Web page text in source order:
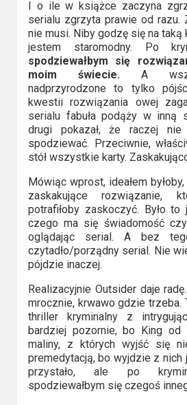
I o ile w książce zaczyna
serialu zgrzyta prawie od razu.
nie musi. Niby godzę się na taką
jestem staromodny. Po
spodziewałbym się
moim świecie. A
nadprzyrodzone to tylko
kwestii rozwiązania owej
serialu fabuła podąży w inną
drugi pokazał, że raczej
spodziewać. Przeciwnie,
stół wszystkie karty.
Mówiąc wprost, ideałem
zaskakujące rozwiązanie,
potrafiłoby zaskoczyć. Było to
czego ma się świadomość
oglądając serial. A bez
czytadło/porządny serial. Nie
pójdzie inaczej.
Realizacyjnie Outsider daje
mrocznie, krwawo gdzie trzeba.
thriller kryminalny z
bardziej pozornie, bo King
maliny, z których wyjść się
premedytacją, bo wyjdzie z nich
przystało, ale po
spodziewałbym się czegoś